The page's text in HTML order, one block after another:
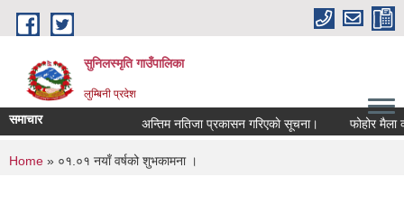
Skip to main content
सुनिलस्मृति गाउँपालिका
लुम्बिनी प्रदेश
समाचार अन्तिम नतिजा प्रकासन गरिएकाे सूचना। फोहोर मैला
You are here
Home » ०१.०१ नयाँ वर्षको शुभकामना ।